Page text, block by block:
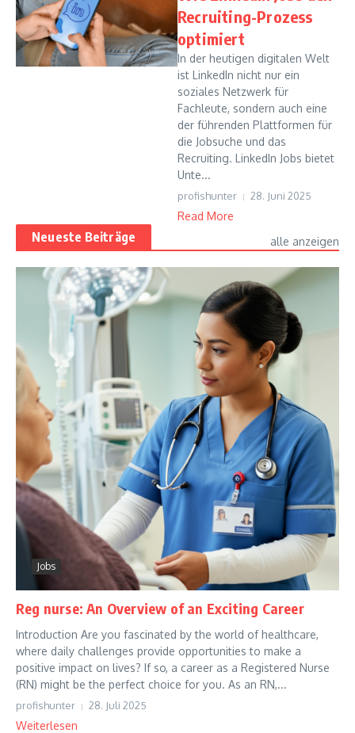
Recruiting-Prozess
optimiert
In der heutigen digitalen Welt
ist LinkedIn nicht nur ein
soziales Netzwerk für
Fachleute, sondern auch eine
der führenden Plattformen für
die Jobsuche und das
Recruiting. LinkedIn Jobs bietet
Unte...
profishunter 28. Juni 2025
Read More
Neueste Beiträge alle anzeigen
Jobs
Reg nurse: An Overview of an Exciting Career
Introduction Are you fascinated by the world of healthcare,
where daily challenges provide opportunities to make a
positive impact on lives? If so, a career as a Registered Nurse
(RN) might be the perfect choice for you. As an RN,...
profishunter 28. Juli 2025
Weiterlesen